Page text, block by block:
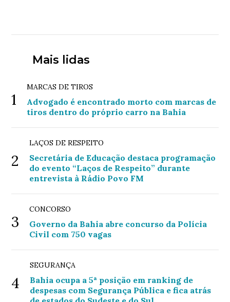
Mais lidas
1
MARCAS DE TIROS
Advogado é encontrado morto com marcas de
tiros dentro do próprio carro na Bahia
2
LAÇOS DE RESPEITO
Secretária de Educação destaca programação
do evento “Laços de Respeito” durante
entrevista à Rádio Povo FM
3
CONCORSO
Governo da Bahia abre concurso da Polícia
Civil com 750 vagas
4
SEGURANÇA
Bahia ocupa a 5ª posição em ranking de
despesas com Segurança Pública e fica atrás